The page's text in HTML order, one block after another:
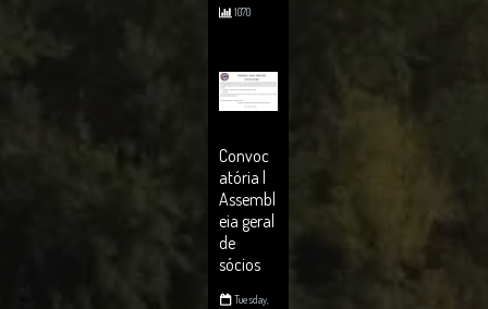
1070
Convoc
atória |
Assembl
eia geral
de
sócios
Tuesday,